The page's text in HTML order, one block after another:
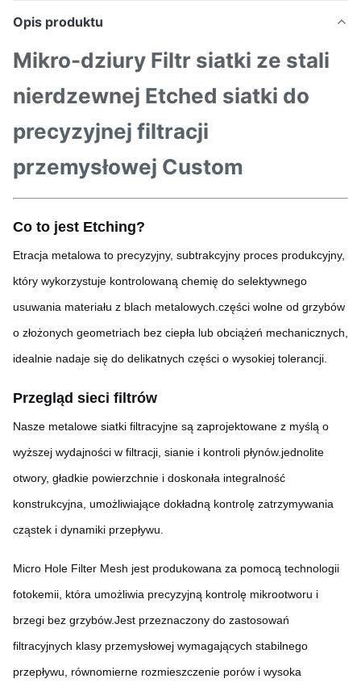
Opis produktu
Mikro-dziury Filtr siatki ze stali
nierdzewnej Etched siatki do
precyzyjnej filtracji
przemysłowej Custom
Co to jest Etching?
Etracja metalowa to precyzyjny, subtrakcyjny proces produkcyjny,
który wykorzystuje kontrolowaną chemię do selektywnego
usuwania materiału z blach metalowych.części wolne od grzybów
o złożonych geometriach bez ciepła lub obciążeń mechanicznych,
idealnie nadaje się do delikatnych części o wysokiej tolerancji.
Przegląd sieci filtrów
Nasze metalowe siatki filtracyjne są zaprojektowane z myślą o
wyższej wydajności w filtracji, sianie i kontroli płynów.jednolite
otwory, gładkie powierzchnie i doskonała integralność
konstrukcyjna, umożliwiające dokładną kontrolę zatrzymywania
cząstek i dynamiki przepływu.
Micro Hole Filter Mesh jest produkowana za pomocą technologii
fotokemii, która umożliwia precyzyjną kontrolę mikrootworu i
brzegi bez grzybów.Jest przeznaczony do zastosowań
filtracyjnych klasy przemysłowej wymagających stabilnego
przepływu, równomierne rozmieszczenie porów i wysoka